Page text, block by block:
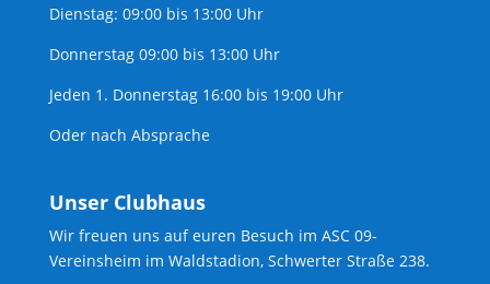
Dienstag: 09:00 bis 13:00 Uhr
Donnerstag 09:00 bis 13:00 Uhr
Jeden 1. Donnerstag 16:00 bis 19:00 Uhr
Oder nach Absprache
Unser Clubhaus
Wir freuen uns auf euren Besuch im ASC 09-
Vereinsheim im Waldstadion, Schwerter Straße 238.